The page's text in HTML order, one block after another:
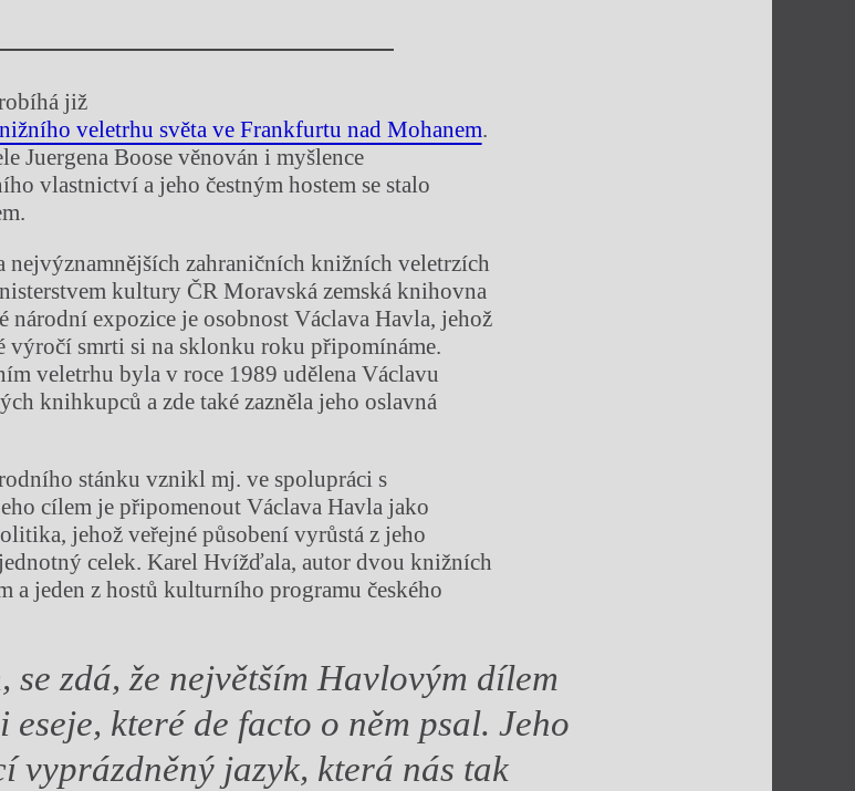
již
veletrhu světa ve Frankfurtu nad Mohanem.
Juergena Boose věnován i myšlence
vlastnictví a jeho čestným hostem se stalo
nejvýznamnějších zahraničních knižních veletrzích
kultury ČR Moravská zemská knihovna
národní expozice je osobnost Václava Havla, jehož
výročí smrti si na sklonku roku připomínáme.
veletrhu byla v roce 1989 udělena Václavu
knihkupců a zde také zazněla jeho oslavná
stánku vznikl mj. ve spolupráci s
cílem je připomenout Václava Havla jako
jehož veřejné působení vyrůstá z jeho
celek. Karel Hvížďala, autor dvou knižních
a jeden z hostů kulturního programu českého
se zdá, že největším Havlovým dílem
eseje, které de facto o něm psal. Jeho
vyprázdněný jazyk, která nás tak